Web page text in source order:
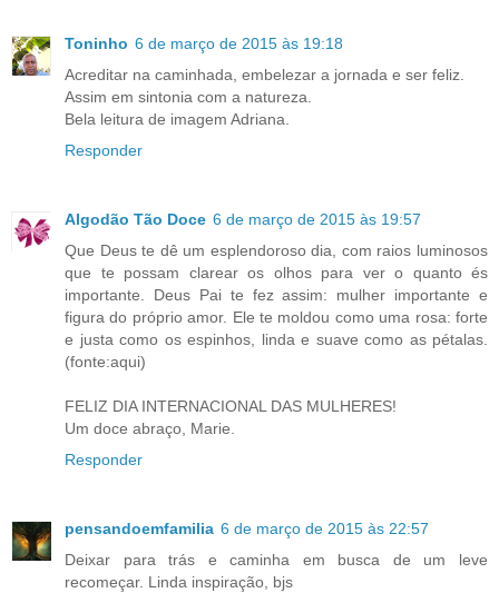
Toninho 6 de março de 2015 às 19:18
Acreditar na caminhada, embelezar a jornada e ser feliz.
Assim em sintonia com a natureza.
Bela leitura de imagem Adriana.
Responder
Algodão Tão Doce 6 de março de 2015 às 19:57
Que Deus te dê um esplendoroso dia, com raios luminosos
que te possam clarear os olhos para ver o quanto és
importante. Deus Pai te fez assim: mulher importante e
figura do próprio amor. Ele te moldou como uma rosa: forte
e justa como os espinhos, linda e suave como as pétalas.
(fonte:aqui)
FELIZ DIA INTERNACIONAL DAS MULHERES!
Um doce abraço, Marie.
Responder
pensandoemfamilia 6 de março de 2015 às 22:57
Deixar para trás e caminha em busca de um leve
recomeçar. Linda inspiração, bjs